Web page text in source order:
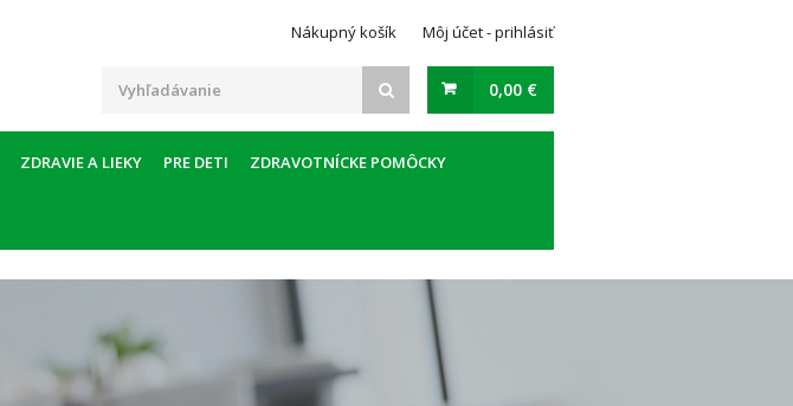
Nákupný košík Môj účet - prihlásiť
0,00 €
ZDRAVIE A LIEKY PRE DETI ZDRAVOTNÍCKE POMÔCKY